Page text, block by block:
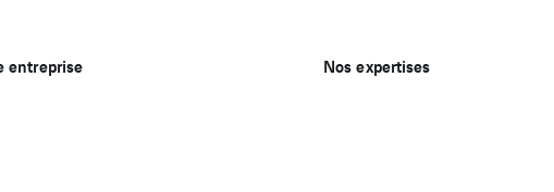
entreprise Nos expertises